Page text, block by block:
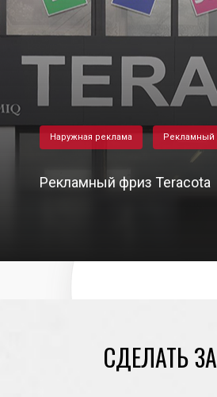
Наружная реклама Рекламный
Рекламный фриз Teracota
СДЕЛАТЬ